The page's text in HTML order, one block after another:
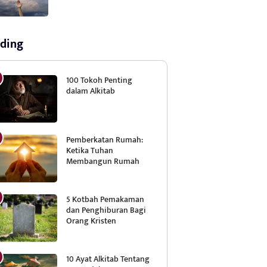
100 Tokoh Penting
dalam Alkitab
Pemberkatan Rumah:
Ketika Tuhan
Membangun Rumah
5 Kotbah Pemakaman
dan Penghiburan Bagi
Orang Kristen
10 Ayat Alkitab Tentang